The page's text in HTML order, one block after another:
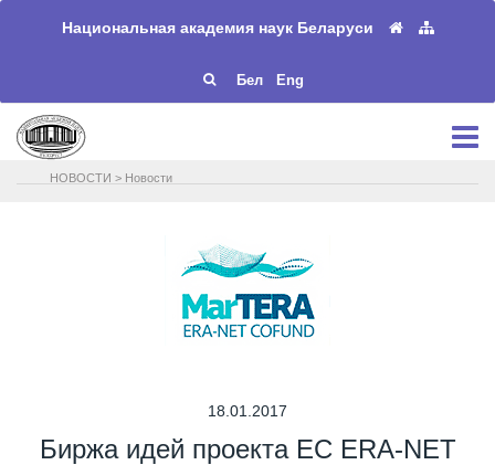
Национальная академия наук Беларуси
Бел Eng
НОВОСТИ > Новости
18.01.2017
Биржа идей проекта ЕС ERA-NET